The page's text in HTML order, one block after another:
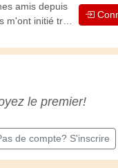
amis depuis
initié très
riche
! Elle
de progresser.
le premier!
de compte? S'inscrire